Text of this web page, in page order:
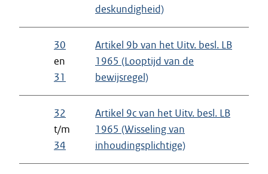
deskundigheid)
30
en
31
Artikel 9b van het Uitv. besl. LB
1965 (Looptijd van de
bewijsregel)
32
t/m
34
Artikel 9c van het Uitv. besl. LB
1965 (Wisseling van
inhoudingsplichtige)